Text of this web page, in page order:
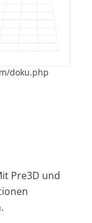
doku.php
Pre3D und